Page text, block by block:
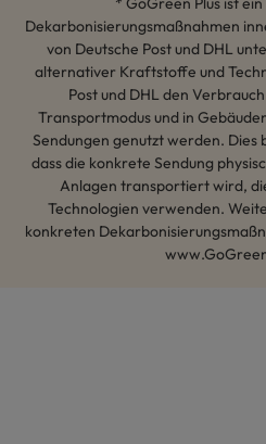
Dekarbonisierungsmaßnahmen
von Deutsche Post und DHL
alternativer Kraftstoffe und
Post und DHL den
Transportmodus und in
Sendungen genutzt werden. Dies
dass die konkrete Sendung
Anlagen transportiert wird,
Technologien verwenden.
konkreten